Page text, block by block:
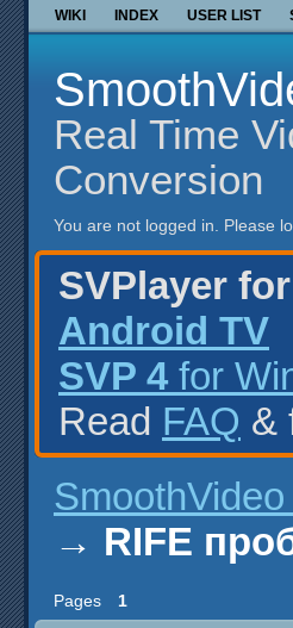
WIKI INDEX USER LIST
Real Time
Conversion
You are not logged in. Please
SVPlayer for
Android TV
SVP 4 for
Read FAQ &
→ RIFE
Pages 1